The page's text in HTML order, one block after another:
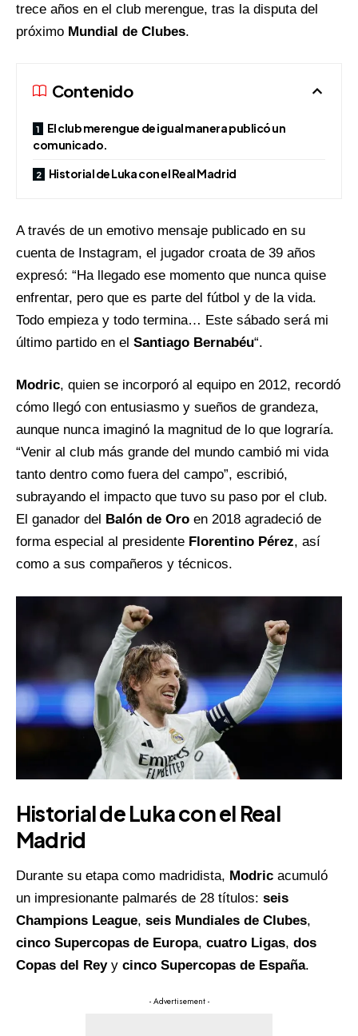
trece años en el club merengue, tras la disputa del
próximo Mundial de Clubes.
Contenido
El club merengue de igual manera publicó un
comunicado.
Historial de Luka con el Real Madrid
A través de un emotivo mensaje publicado en su
cuenta de Instagram, el jugador croata de 39 años
expresó: “Ha llegado ese momento que nunca quise
enfrentar, pero que es parte del fútbol y de la vida.
Todo empieza y todo termina… Este sábado será mi
último partido en el Santiago Bernabéu“.
Modric, quien se incorporó al equipo en 2012, recordó
cómo llegó con entusiasmo y sueños de grandeza,
aunque nunca imaginó la magnitud de lo que lograría.
“Venir al club más grande del mundo cambió mi vida
tanto dentro como fuera del campo”, escribió,
subrayando el impacto que tuvo su paso por el club.
El ganador del
Balón de Oro en 2018 agradeció de
forma especial al presidente Florentino Pérez, así
como a sus compañeros y técnicos.
Historial de Luka con el Real
Madrid
Durante su etapa como madridista, Modric acumuló
un impresionante palmarés de 28 títulos: seis
Champions League, seis Mundiales de Clubes,
cinco Supercopas de Europa, cuatro Ligas, dos
Copas del Reyy cinco Supercopas de España.
- Advertisement -